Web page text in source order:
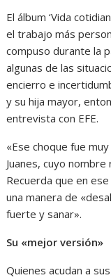
El álbum ‘Vida
el trabajo más
compuso durante la
algunas de las
encierro e
y su hija mayor,
entrevista con EFE.
«Ese choque fue
Juanes, cuyo nombre
Recuerda que en
una manera de
fuerte y sanar».
Su «mejor versión»
Quienes acudan a